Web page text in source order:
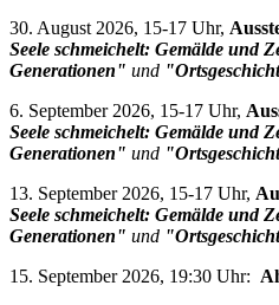
30. August 2026, 15-17 Uhr,
Seele schmeichelt: Gemälde und
Generationen" und
6. September 2026, 15-17 Uhr,
Seele schmeichelt: Gemälde und
Generationen" und
13. September 2026, 15-17 Uhr,
Seele schmeichelt: Gemälde und
Generationen" und
15. September 2026, 19:30 Uhr: